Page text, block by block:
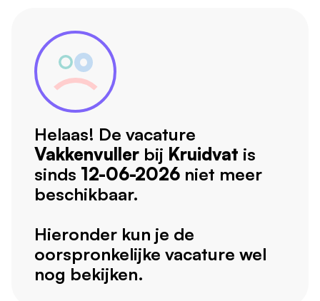
Helaas! De vacature
Vakkenvuller bij Kruidvat is
sinds 12-06-2026 niet meer
beschikbaar.
Hieronder kun je de
oorspronkelijke vacature wel
nog bekijken.